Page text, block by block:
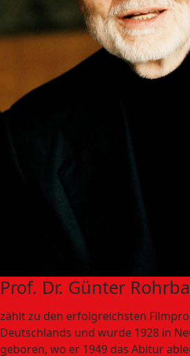
Prof. Dr. Günter
zählt zu den erfolgreichsten
Deutschlands und wurde 1928 in
geboren, wo er 1949 das Abitur